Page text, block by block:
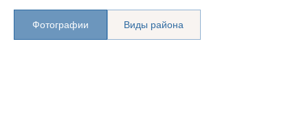
Фотографии Виды района